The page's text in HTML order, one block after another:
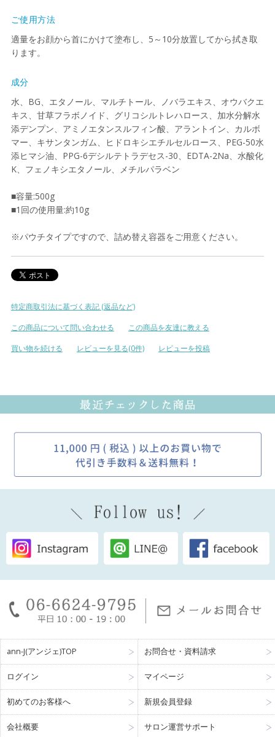
ご使用方法
適量をお顔から首にかけて塗布し、5～10分放置してから拭き取
ります。
成分
水、BG、エタノール、マルチトール、ノバラエキス、オウバクエ
キス、甘草フラボノイド、グリコシルトレハロース、加水分解水
添デンプン、アミノエタンスルフィン酸、アラントイン、カルボ
マー、キサンタンガム、ヒドロキシエチルセルロース、PEG-50水
添ヒマシ油、PPG-6デシルテトラデセス-30、EDTA-2Na、水酸化
K、フェノキシエタノール、メチルパラベン
■容量:500g
■1回の使用量:約10g
※パウチタイプですので、詰め替え容器をご用意ください。
特定商取引法に基づく表記 (返品など)
この商品について問い合わせる
この商品を友達に教える
買い物を続ける
レビューを見る(0件) レビューを投稿
ann-J(アンジェ)TOP お問合せ・資料請求
ログイン マイページ
初めてのお客様へ 新規会員登録
会社概要 サロン運営サポート